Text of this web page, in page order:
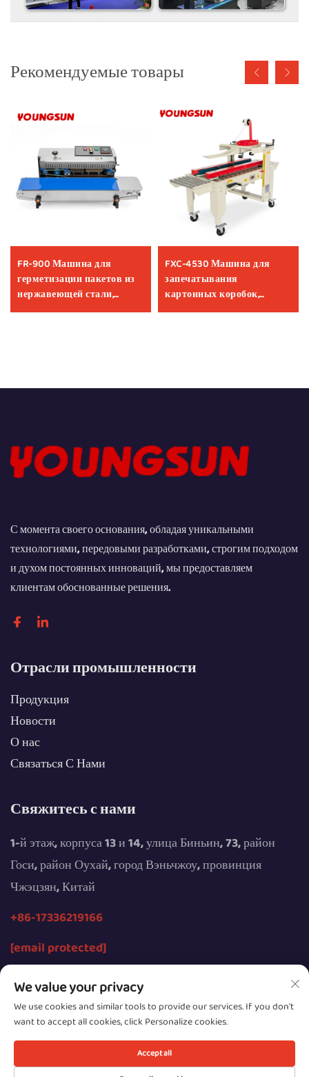
Рекомендуемые товары
FR-900 Машина для
герметизации пакетов из
нержавеющей стали,
термосварочная машина,
FXC-4530 Машина для
запечатывания
картонных коробок,
автоматическая машина
лентой
С момента своего основания, обладая уникальными
технологиями, передовыми разработками, строгим подходом
и духом постоянных инноваций, мы предоставляем
клиентам обоснованные решения.
Отрасли промышленности
Продукция
Новости
О нас
Связаться С Нами
Свяжитесь с нами
1-й этаж, корпуса 13 и 14, улица Биньин, 73, район
Госи, район Оухай, город Вэньчжоу, провинция
Чжэцзян, Китай
+86-17336219166
[email protected]
© Все права защищены Wenzhou Youngsun Intelligent
Equipment Co., Ltd., 2026 г.
We value your privacy
We use cookies and similar tools to provide our services. If you don't
want to accept all cookies, click Personalize cookies.
Accept all